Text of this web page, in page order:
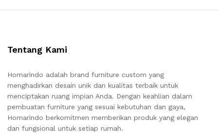
Tentang Kami
Homarindo adalah brand furniture custom yang
menghadirkan desain unik dan kualitas terbaik untuk
menciptakan ruang impian Anda. Dengan keahlian dalam
pembuatan furniture yang sesuai kebutuhan dan gaya,
Homarindo berkomitmen memberikan produk yang elegan
dan fungsional untuk setiap rumah.